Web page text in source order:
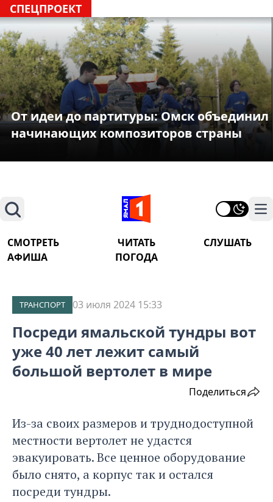
СПЕЦПРОЕКТ
От идеи до партитуры: Омск объединил
начинающих композиторов страны
Поиск
СМОТРЕТЬ ЧИТАТЬ
СЛУШАТЬ
АФИША
ПОГОДА
ТРАНСПОРТ 03 июля 2024 15:33
Посреди ямальской тундры вот
уже 40 лет лежит самый
большой вертолет в мире
Поделиться
Из-за своих размеров и труднодоступной
местности вертолет не удастся
эвакуировать. Все ценное оборудование
было снято, а корпус так и остался
посреди тундры.